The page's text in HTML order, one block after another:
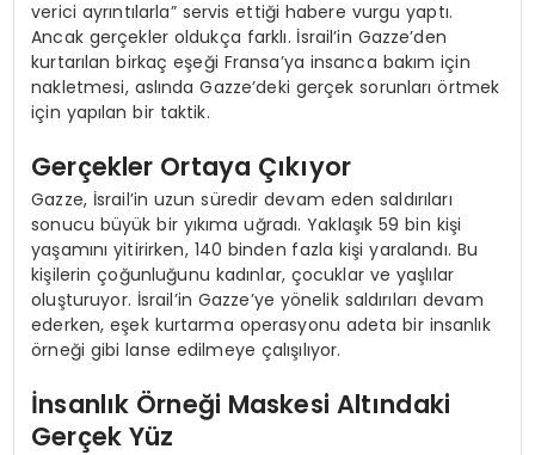
verici ayrıntılarla” servis ettiği habere vurgu yaptı.
Ancak gerçekler oldukça farklı. İsrail’in Gazze’den
kurtarılan birkaç eşeği Fransa’ya insanca bakım için
nakletmesi, aslında Gazze’deki gerçek sorunları örtmek
için yapılan bir taktik.
Gerçekler Ortaya Çıkıyor
Gazze, İsrail’in uzun süredir devam eden saldırıları
sonucu büyük bir yıkıma uğradı. Yaklaşık 59 bin kişi
yaşamını yitirirken, 140 binden fazla kişi yaralandı. Bu
kişilerin çoğunluğunu kadınlar, çocuklar ve yaşlılar
oluşturuyor. İsrail’in Gazze’ye yönelik saldırıları devam
ederken, eşek kurtarma operasyonu adeta bir insanlık
örneği gibi lanse edilmeye çalışılıyor.
İnsanlık Örneği Maskesi Altındaki
Gerçek Yüz